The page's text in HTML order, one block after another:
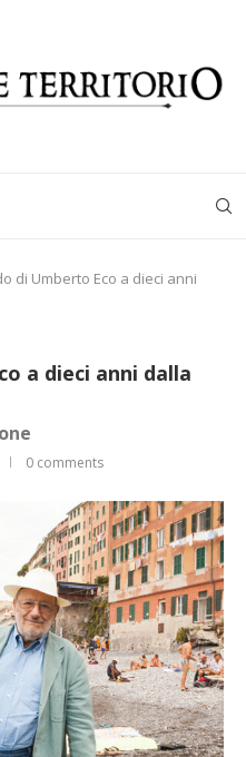
di Umberto Eco a dieci anni
a dieci anni dalla
0 comments